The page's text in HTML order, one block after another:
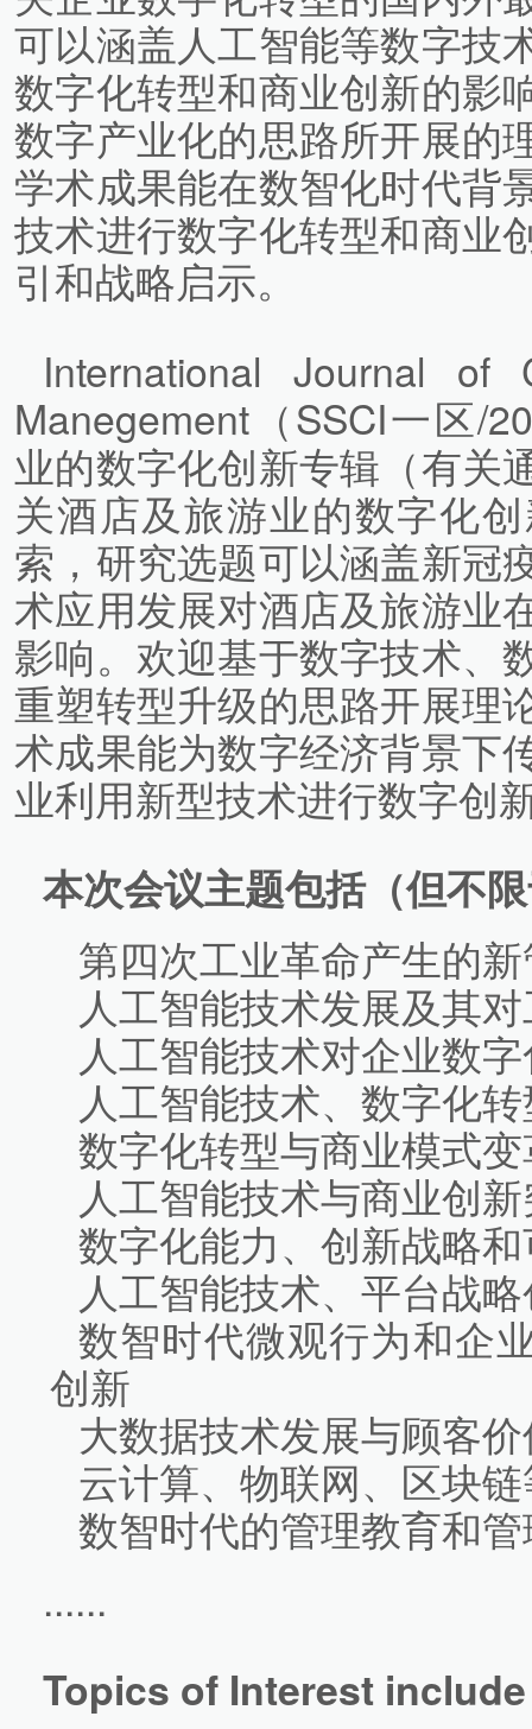
可以涵盖人工智能等数字技
数字化转型和商业创新的影
数字产业化的思路所开展的
学术成果能在数智化时代背
技术进行数字化转型和商业
引和战略启示。
International Journal of
Manegement（SSCI一区/
业的数字化创新专辑（有关
关酒店及旅游业的数字化
索，研究选题可以涵盖新冠
术应用发展对酒店及旅游业
影响。欢迎基于数字技术、
重塑转型升级的思路开展理
术成果能为数字经济背景下
业利用新型技术进行数字创
本次会议主题包括（但不
第四次工业革命产生的
人工智能技术发展及其
人工智能技术对企业数
人工智能技术、数字化
数字化转型与商业模式
人工智能技术与商业创
数字化能力、创新战略
人工智能技术、平台战
数智时代微观行为和企
创新
大数据技术发展与顾客
云计算、物联网、区块
数智时代的管理教育和
......
Topics of Interest